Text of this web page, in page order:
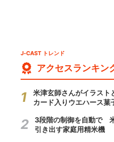
J-CAST トレンド
アクセスランキン
米津玄師さんがイラスト
カード入りウエハース菓
3段階の制御を自動で
引き出す家庭用精米機